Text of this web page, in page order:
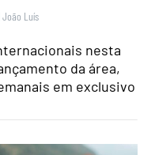
João Luís
nesta
da área,
em exclusivo